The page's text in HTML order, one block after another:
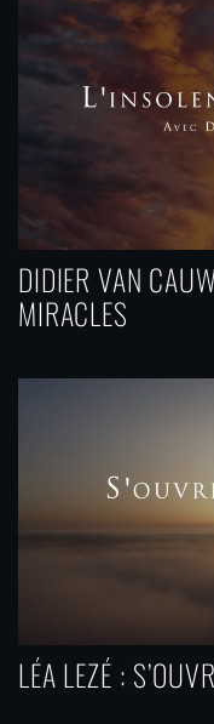
DIDIER VAN
MIRACLES
LÉA LEZÉ :